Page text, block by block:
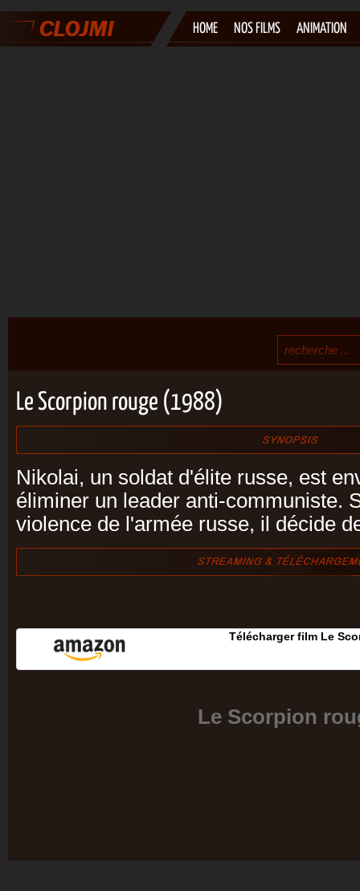
HOME NOS FILMS ANIMATION
Le Scorpion rouge (1988)
Nikolai, un soldat d'élite russe, est
éliminer un leader anti-communiste.
violence de l'armée russe, il décide
Télécharger film Le
Le Scorpion